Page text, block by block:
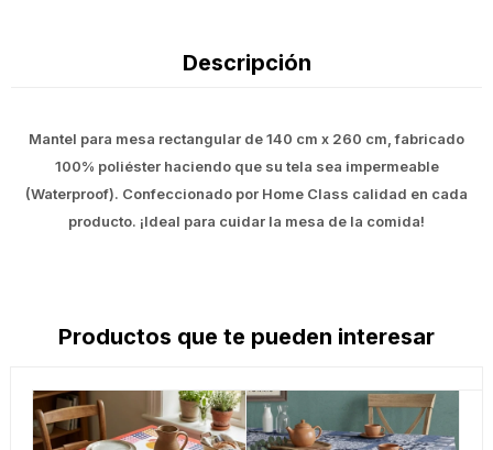
Descripción
Mantel para mesa rectangular de 140 cm x 260 cm, fabricado
100% poliéster haciendo que su tela sea impermeable
(Waterproof). Confeccionado por Home Class calidad en cada
producto. ¡Ideal para cuidar la mesa de la comida!
Productos que te pueden interesar